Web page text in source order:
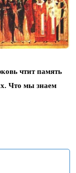
чтит память
Что мы знаем